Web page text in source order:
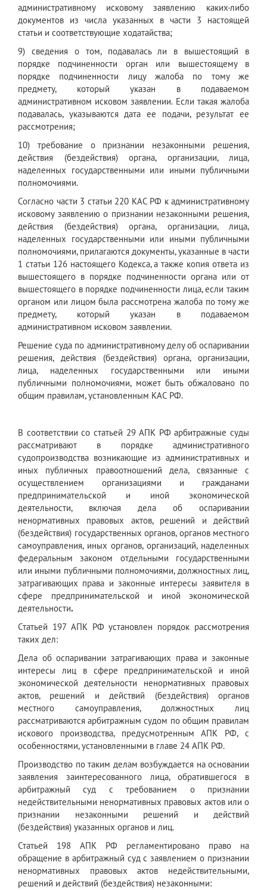
административному исковому заявлению каких-либо
документов из числа указанных в части 3 настоящей
статьи и соответствующие ходатайства;
9) сведения о том, подавалась ли в вышестоящий в
порядке подчиненности орган или вышестоящему в
порядке подчиненности лицу жалоба по тому же
предмету, который указан в подаваемом
административном исковом заявлении. Если такая жалоба
подавалась, указываются дата ее подачи, результат ее
рассмотрения;
10) требование о признании незаконными решения,
действия (бездействия) органа, организации, лица,
наделенных государственными или иными публичными
полномочиями.
Согласно части 3 статьи 220 КАС РФ к административному
исковому заявлению о признании незаконными решения,
действия (бездействия) органа, организации, лица,
наделенных государственными или иными публичными
полномочиями, прилагаются документы, указанные в части
1 статьи 126 настоящего Кодекса, а также копия ответа из
вышестоящего в порядке подчиненности органа или от
вышестоящего в порядке подчиненности лица, если таким
органом или лицом была рассмотрена жалоба по тому же
предмету, который указан в подаваемом
административном исковом заявлении.
Решение суда по административному делу об оспаривании
решения, действия (бездействия) органа, организации,
лица, наделенных государственными или иными
публичными полномочиями, может быть обжаловано по
общим правилам, установленным КАС РФ.
В соответствии со статьей 29 АПК РФ арбитражные суды
рассматривают в порядке административного
судопроизводства возникающие из административных и
иных публичных правоотношений дела, связанные с
осуществлением организациями и гражданами
предпринимательской и иной экономической
деятельности, включая дела об оспаривании
ненормативных правовых актов, решений и действий
(бездействия) государственных органов, органов местного
самоуправления, иных органов, организаций, наделенных
федеральным законом отдельными государственными
или иными публичными полномочиями, должностных лиц,
затрагивающих права и законные интересы заявителя в
сфере предпринимательской и иной экономической
деятельности.
Статьей 197 АПК РФ установлен порядок рассмотрения
таких дел:
Дела об оспаривании затрагивающих права и законные
интересы лиц в сфере предпринимательской и иной
экономической деятельности ненормативных правовых
актов, решений и действий (бездействия) органов
местного самоуправления, должностных лиц
рассматриваются арбитражным судом по общим правилам
искового производства, предусмотренным АПК РФ, с
особенностями, установленными в главе 24 АПК РФ.
Производство по таким делам возбуждается на основании
заявления заинтересованного лица, обратившегося в
арбитражный суд с требованием о признании
недействительными ненормативных правовых актов или о
признании незаконными решений и действий
(бездействия) указанных органов и лиц.
Статьей 198 АПК РФ регламентировано право на
обращение в арбитражный суд с заявлением о признании
ненормативных правовых актов недействительными,
решений и действий (бездействия) незаконными: